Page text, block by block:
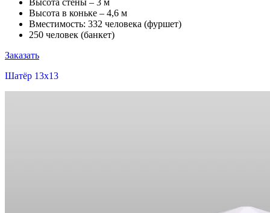
Высота в коньке – 4,6 м
Вместимость: 332 человека (фуршет)
250 человек (банкет)
Заказать
Шатёр 13x13